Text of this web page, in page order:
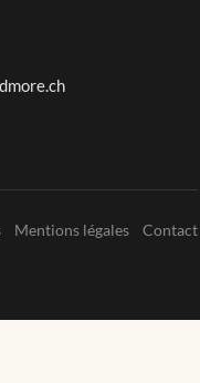
Mentions légales Contact